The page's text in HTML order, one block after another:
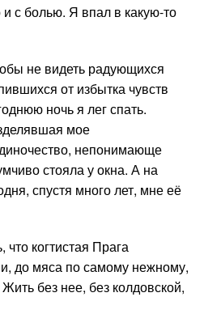
с болью. Я впал в какую-то
не видеть радующихся
от избытка чувств
ночь я лег спать.
мое
непонимающе
стояла у окна. А на
спустя много лет, мне её
когтистая Прага
до мяса по самому нежному,
без нее, без колдовской,